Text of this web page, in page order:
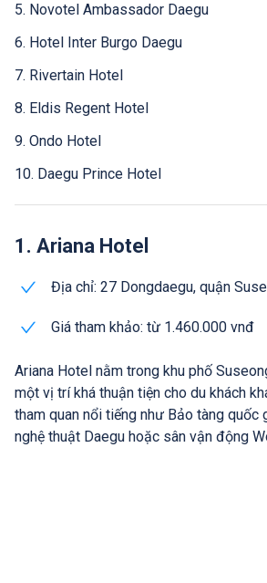
5. Novotel Ambassador Daegu
6. Hotel Inter Burgo Daegu
7. Rivertain Hotel
8. Eldis Regent Hotel
9. Ondo Hotel
10. Daegu Prince Hotel
1. Ariana Hotel
Địa chỉ: 27 Dongdaegu, quận
Giá tham khảo: từ 1.460.000 vnđ
Ariana Hotel nằm trong khu phố
một vị trí khá thuận tiện cho du khách
tham quan nổi tiếng như Bảo tàng quốc
nghệ thuật Daegu hoặc sân vận động